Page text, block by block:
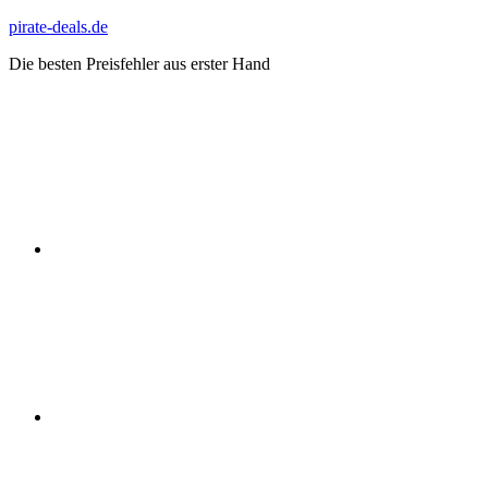
Zum
springen
pirate-deals.de
Die besten Preisfehler aus erster Hand